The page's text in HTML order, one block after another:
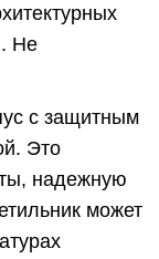
Не
с защитным
Это
надежную
может